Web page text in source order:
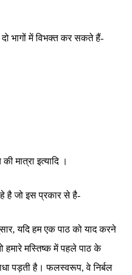
दो भागों में विभक्त कर सकते हैं-
मात्रा इत्यादि ।
है जो इस प्रकार से है-
यदि हम एक पाठ को याद करने
हमारे मस्तिष्क में पहले पाठ के
पड़ती है। फलस्वरूप, वे निर्बल